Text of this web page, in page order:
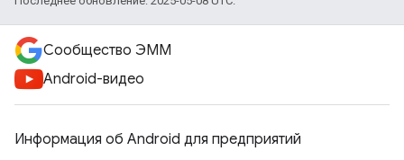
Сообщество ЭММ
Android-видео
Информация об Android для предприятий